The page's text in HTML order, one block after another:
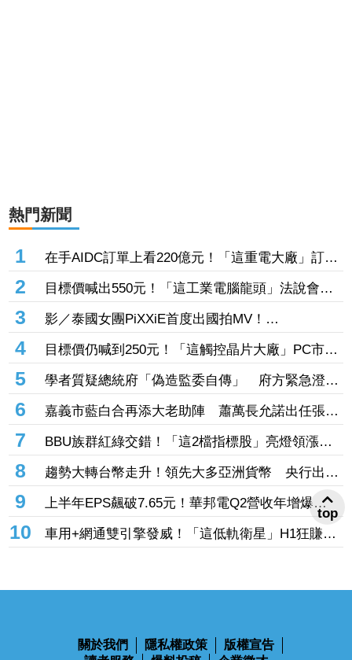
熱門新聞
1
在手AIDC訂單上看220億元！「這重電大廠」訂單
能見度到2029年 領士電共喊：產業5年熱度不減
2
目標價喊出550元！「這工業電腦龍頭」法說會報
喜 外資上調2026年EPS預估達16.84元
3
影／泰國女團PiXXiE首度出國拍MV！
〈Whatever〉爆紅後再突破
4
目標價仍喊到250元！「這觸控晶片大廠」PC市場
逆風但手握利多新業務 外資看好喊加碼
5
學者質疑總統府「偽造監委自傳」 府方緊急澄
清：已檢還原件
6
嘉義市藍白合再添大老助陣 蕭萬長允諾出任張啓
楷競總榮譽主委
7
BBU族群紅綠交錯！「這2檔指標股」亮燈領漲、
台達電、光寶科雙收紅 新普、AES也有逾2%漲幅
8
趨勢大轉台幣走升！領先大多亞洲貨幣 央行出手
調節
9
上半年EPS飆破7.65元！華邦電Q2營收年增爆
184% 總座曝2027年記憶體供應更緊張
10
車用+網通雙引擎發威！「這低軌衛星」H1狂賺
5.75元創高 智易同期EPS也刷新紀錄
關於我們 隱私權政策
版權宣告
top